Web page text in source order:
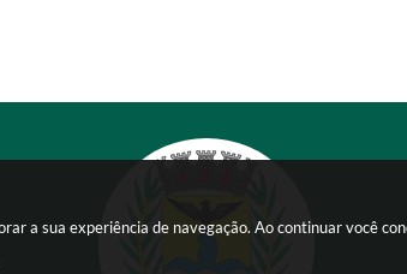
a sua experiência de navegação. Ao continuar você